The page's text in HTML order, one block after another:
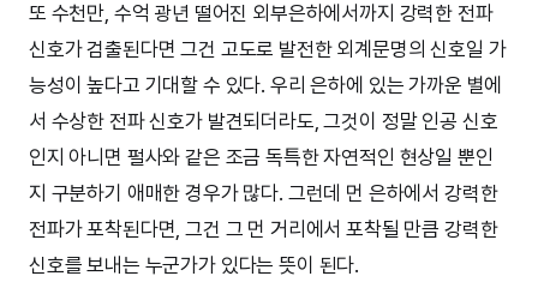
또 수천만, 수억 광년 떨어진 외부은하에서까지 강력한 전파
신호가 검출된다면 그건 고도로 발전한 외계문명의 신호일 가
능성이 높다고 기대할 수 있다. 우리 은하에 있는 가까운 별에
서 수상한 전파 신호가 발견되더라도, 그것이 정말 인공 신호
인지 아니면 펄사와 같은 조금 독특한 자연적인 현상일 뿐인
지 구분하기 애매한 경우가 많다. 그런데 먼 은하에서 강력한
전파가 포착된다면, 그건 그 먼 거리에서 포착될 만큼 강력한
신호를 보내는 누군가가 있다는 뜻이 된다.